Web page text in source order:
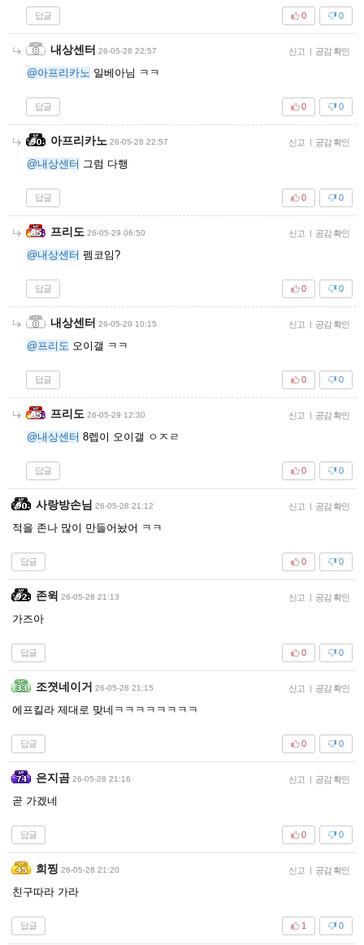
답글 0
0
내상센터 26-05-28 22:57 신고 | 공감 확인
@아프리카노 일베아님 ㅋㅋ
답글 0
0
아프리카노 26-05-28 22:57 신고 | 공감 확인
@내상센터 그럼 다행
답글 0
0
프리도 26-05-29 06:50 신고 | 공감 확인
@내상센터 펨코임?
답글 0
0
내상센터 26-05-29 10:15 신고 | 공감 확인
@프리도 오이갤 ㅋㅋ
답글 0
0
프리도 26-05-29 12:30 신고 | 공감 확인
@내상센터 8렙이 오이갤 ㅇㅈㄹ
답글 0
0
사랑방손님 26-05-28 21:12 신고 | 공감 확인
적을 존나 많이 만들어놨어 ㅋㅋ
답글 0
0
존윅 26-05-28 21:13 신고 | 공감 확인
가즈아
답글 0
0
조졋네이거 26-05-28 21:15 신고 | 공감 확인
에프킬라 제대로 맞네ㅋㅋㅋㅋㅋㅋㅋㅋ
답글 0
0
은지곰 26-05-28 21:16 신고 | 공감 확인
곧 가겠네
답글 0
0
희찡 26-05-28 21:20 신고 | 공감 확인
친구따라 가라
답글 0
1